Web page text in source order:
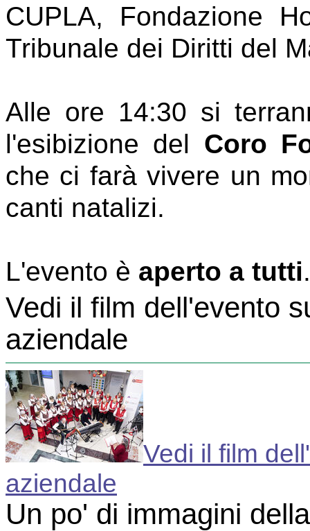
CUPLA, Fondazione
Tribunale dei Diritti del
Alle ore 14:30 si
l'esibizione del Coro
che ci farà vivere un
canti natalizi.
L'evento è aperto a tutti.
Vedi il film dell'evento
aziendale
Vedi il film
aziendale
Un po' di immagini